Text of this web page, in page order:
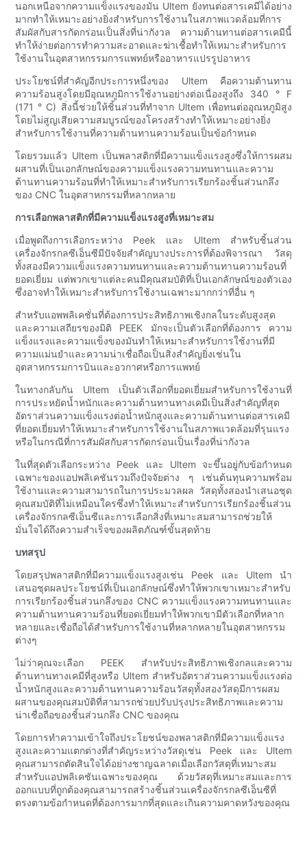
นอกเหนือจากความแข็งแรงของมัน Ultem ยังทนต่อสารเคมีได้อย่าง
มากทำให้เหมาะอย่างยิ่งสำหรับการใช้งานในสภาพแวดล้อมที่การ
สัมผัสกับสารกัดกร่อนเป็นสิ่งที่น่ากังวล ความต้านทานต่อสารเคมีนี้
ทำให้ง่ายต่อการทำความสะอาดและฆ่าเชื้อทำให้เหมาะสำหรับการ
ใช้งานในอุตสาหกรรมการแพทย์หรืออาหารแปรรูปอาหาร
ประโยชน์ที่สำคัญอีกประการหนึ่งของ Ultem คือความต้านทาน
ความร้อนสูงโดยมีอุณหภูมิการใช้งานอย่างต่อเนื่องสูงถึง 340 ° F
(171 ° C) สิ่งนี้ช่วยให้ชิ้นส่วนที่ทำจาก Ultem เพื่อทนต่ออุณหภูมิสูง
โดยไม่สูญเสียความสมบูรณ์ของโครงสร้างทำให้เหมาะอย่างยิ่ง
สำหรับการใช้งานที่ความต้านทานความร้อนเป็นข้อกำหนด
โดยรวมแล้ว Ultem เป็นพลาสติกที่มีความแข็งแรงสูงซึ่งให้การผสม
ผสานที่เป็นเอกลักษณ์ของความแข็งแรงความทนทานและความ
ต้านทานความร้อนที่ทำให้เหมาะสำหรับการเรียกร้องชิ้นส่วนกลึง
ของ CNC ในอุตสาหกรรมที่หลากหลาย
การเลือกพลาสติกที่มีความแข็งแรงสูงที่เหมาะสม
เมื่อพูดถึงการเลือกระหว่าง Peek และ Ultem สำหรับชิ้นส่วน
เครื่องจักรกลซีเอ็นซีมีปัจจัยสำคัญบางประการที่ต้องพิจารณา วัสดุ
ทั้งสองมีความแข็งแรงความทนทานและความต้านทานความร้อนที่
ยอดเยี่ยม แต่พวกเขาแต่ละคนมีคุณสมบัติที่เป็นเอกลักษณ์ของตัวเอง
ซึ่งอาจทำให้เหมาะสำหรับการใช้งานเฉพาะมากกว่าที่อื่น ๆ
สำหรับแอพพลิเคชั่นที่ต้องการประสิทธิภาพเชิงกลในระดับสูงสุด
และความเสถียรของมิติ PEEK มักจะเป็นตัวเลือกที่ต้องการ ความ
แข็งแรงและความแข็งของมันทำให้เหมาะสำหรับการใช้งานที่มี
ความแม่นยำและความน่าเชื่อถือเป็นสิ่งสำคัญยิ่งเช่นใน
อุตสาหกรรมการบินและอวกาศหรือการแพทย์
ในทางกลับกัน Ultem เป็นตัวเลือกที่ยอดเยี่ยมสำหรับการใช้งานที่
การประหยัดน้ำหนักและความต้านทานทางเคมีเป็นสิ่งสำคัญที่สุด
อัตราส่วนความแข็งแรงต่อน้ำหนักสูงและความต้านทานต่อสารเคมี
ที่ยอดเยี่ยมทำให้เหมาะสำหรับการใช้งานในสภาพแวดล้อมที่รุนแรง
หรือในกรณีที่การสัมผัสกับสารกัดกร่อนเป็นเรื่องที่น่ากังวล
ในที่สุดตัวเลือกระหว่าง Peek และ Ultem จะขึ้นอยู่กับข้อกำหนด
เฉพาะของแอปพลิเคชันรวมถึงปัจจัยต่าง ๆ เช่นต้นทุนความพร้อม
ใช้งานและความสามารถในการประมวลผล วัสดุทั้งสองนำเสนอชุด
คุณสมบัติที่ไม่เหมือนใครซึ่งทำให้เหมาะสำหรับการเรียกร้องชิ้นส่วน
เครื่องจักรกลซีเอ็นซีและการเลือกสิ่งที่เหมาะสมสามารถช่วยให้
มั่นใจได้ถึงความสำเร็จของผลิตภัณฑ์ขั้นสุดท้าย
บทสรุป
โดยสรุปพลาสติกที่มีความแข็งแรงสูงเช่น Peek และ Ultem นำ
เสนอชุดผลประโยชน์ที่เป็นเอกลักษณ์ซึ่งทำให้พวกเขาเหมาะสำหรับ
การเรียกร้องชิ้นส่วนกลึงของ CNC ความแข็งแรงความทนทานและ
ความต้านทานความร้อนที่ยอดเยี่ยมทำให้พวกเขามีตัวเลือกที่หลาก
หลายและเชื่อถือได้สำหรับการใช้งานที่หลากหลายในอุตสาหกรรม
ต่างๆ
ไม่ว่าคุณจะเลือก PEEK สำหรับประสิทธิภาพเชิงกลและความ
ต้านทานทางเคมีที่สูงหรือ Ultem สำหรับอัตราส่วนความแข็งแรงต่อ
น้ำหนักสูงและความต้านทานความร้อนวัสดุทั้งสองวัสดุมีการผสม
ผสานของคุณสมบัติที่สามารถช่วยปรับปรุงประสิทธิภาพและความ
น่าเชื่อถือของชิ้นส่วนกลึง CNC ของคุณ
โดยการทำความเข้าใจถึงประโยชน์ของพลาสติกที่มีความแข็งแรง
สูงและความแตกต่างที่สำคัญระหว่างวัสดุเช่น Peek และ Ultem
คุณสามารถตัดสินใจได้อย่างชาญฉลาดเมื่อเลือกวัสดุที่เหมาะสม
สำหรับแอปพลิเคชันเฉพาะของคุณ ด้วยวัสดุที่เหมาะสมและการ
ออกแบบที่ถูกต้องคุณสามารถสร้างชิ้นส่วนเครื่องจักรกลซีเอ็นซีที่
ตรงตามข้อกำหนดที่ต้องการมากที่สุดและเกินความคาดหวังของคุณ